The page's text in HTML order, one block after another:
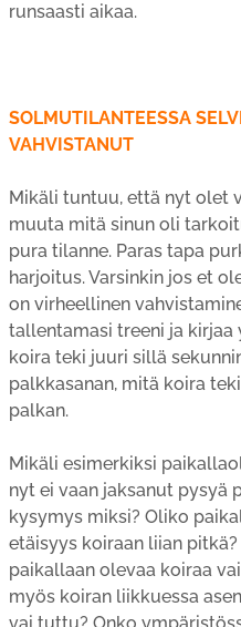
runsaasti aikaa.
SOLMUTILANTEESSA
VAHVISTANUT
Mikäli tuntuu, että nyt olet
muuta mitä sinun oli
pura tilanne. Paras tapa
harjoitus. Varsinkin jos et
on virheellinen
tallentamasi treeni ja
koira teki juuri sillä
palkkasanan, mitä koira
palkan.
Mikäli esimerkiksi
nyt ei vaan jaksanut pysyä
kysymys miksi? Oliko
etäisyys koiraan liian
paikallaan olevaa koiraa
myös koiran liikkuessa